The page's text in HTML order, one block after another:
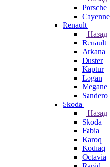
Porsche
Cayenne
Renault
Назад
Renault
Arkana
Duster
Kaptur
Logan
Megane
Sandero
Skoda
Назад
Skoda
Fabia
Karoq
Kodiaq
Octavia